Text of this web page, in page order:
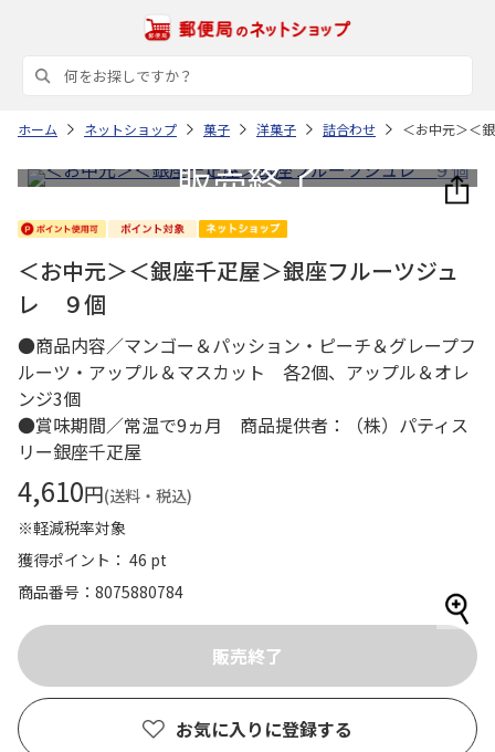
ホーム ネットショップ 菓子 洋菓子 詰合わせ ＜お中元＞＜
＜お中元＞＜銀座千疋屋＞銀座フルーツジュ
レ ９個
●商品内容／マンゴー＆パッション・ピーチ＆グレープフ
ルーツ・アップル＆マスカット 各2個、アップル＆オレ
ンジ3個
●賞味期間／常温で9ヵ月 商品提供者：（株）パティス
リー銀座千疋屋
4,610円(送料・税込)
※軽減税率対象
獲得ポイント： 46 pt
商品番号
8075880784
お気に入りに登録する